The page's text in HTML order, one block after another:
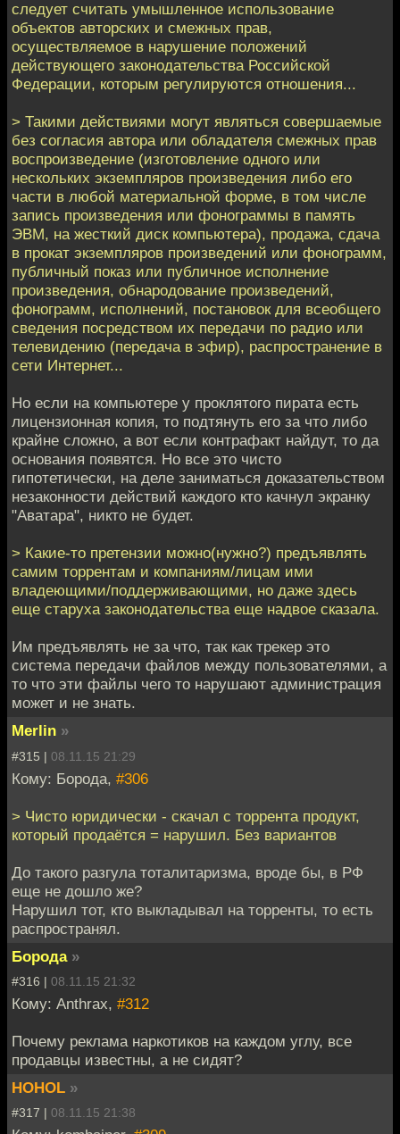
следует считать умышленное использование
объектов авторских и смежных прав,
осуществляемое в нарушение положений
действующего законодательства Российской
Федерации, которым регулируются отношения...
> Такими действиями могут являться совершаемые
без согласия автора или обладателя смежных прав
воспроизведение (изготовление одного или
нескольких экземпляров произведения либо его
части в любой материальной форме, в том числе
запись произведения или фонограммы в память
ЭВМ, на жесткий диск компьютера), продажа, сдача
в прокат экземпляров произведений или фонограмм,
публичный показ или публичное исполнение
произведения, обнародование произведений,
фонограмм, исполнений, постановок для всеобщего
сведения посредством их передачи по радио или
телевидению (передача в эфир), распространение в
сети Интернет...
Но если на компьютере у проклятого пирата есть
лицензионная копия, то подтянуть его за что либо
крайне сложно, а вот если контрафакт найдут, то да
основания появятся. Но все это чисто
гипотетически, на деле заниматься доказательством
незаконности действий каждого кто качнул экранку
"Аватара", никто не будет.
> Какие-то претензии можно(нужно?) предъявлять
самим торрентам и компаниям/лицам ими
владеющими/поддерживающими, но даже здесь
еще старуха законодательства еще надвое сказала.
Им предъявлять не за что, так как трекер это
система передачи файлов между пользователями, а
то что эти файлы чего то нарушают администрация
может и не знать.
Merlin »
#315 | 08.11.15 21:29
Кому: Борода, #306
> Чисто юридически - скачал с торрента продукт,
который продаётся = нарушил. Без вариантов
До такого разгула тоталитаризма, вроде бы, в РФ
еще не дошло же?
Нарушил тот, кто выкладывал на торренты, то есть
распространял.
Борода »
#316 | 08.11.15 21:32
Кому: Anthrax, #312
Почему реклама наркотиков на каждом углу, все
продавцы известны, а не сидят?
HOHOL »
#317 | 08.11.15 21:38